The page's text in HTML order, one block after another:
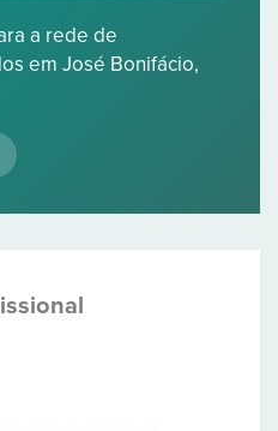
a rede de
em José Bonifácio,